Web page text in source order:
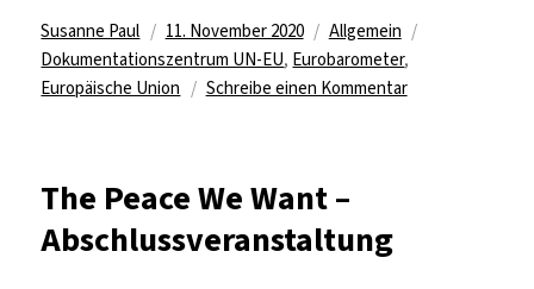
Autor
Susanne Paul
Veröffentlicht
am
11. November 2020 Kategorien
Allgemein
Dokumentationszentrum UN-EU, Eurobarometer,
Europäische Union
Schreibe einen Kommentarzu
The Peace We Want –
Abschlussveranstaltung